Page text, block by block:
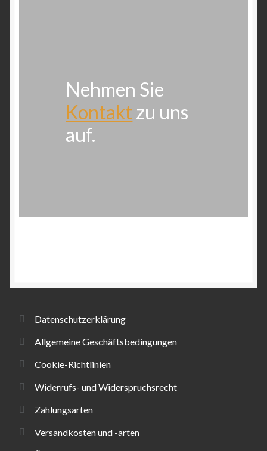
Nehmen Sie
Kontaktzu uns
auf.
Datenschutzerklärung
Allgemeine Geschäftsbedingungen
Cookie-Richtlinien
Widerrufs- und Widerspruchsrecht
Zahlungsarten
Versandkosten und -arten